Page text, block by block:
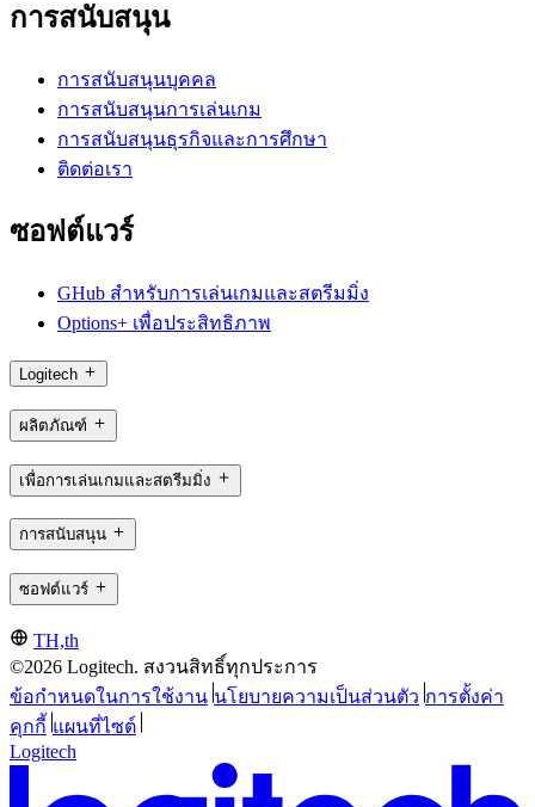
การสนับสนุน
การสนับสนุนบุคคล
การสนับสนุนการเล่นเกม
การสนับสนุนธุรกิจและการศึกษา
ติดต่อเรา
ซอฟต์แวร์
GHub สำหรับการเล่นเกมและสตรีมมิ่ง
Options+ เพื่อประสิทธิภาพ
Logitech
ผลิตภัณฑ์
เพื่อการเล่นเกมและสตรีมมิ่ง
การสนับสนุน
ซอฟต์แวร์
TH,th
©2026 Logitech. สงวนสิทธิ์ทุกประการ
ข้อกำหนดในการใช้งาน นโยบายความเป็นส่วนตัว การตั้งค่า
คุกกี้ แผนที่ไซต์
Logitech